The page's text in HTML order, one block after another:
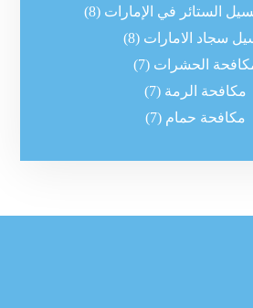
الستائر في الإمارات (8)
سجاد الامارات (8)
الحشرات (7)
مكافحة الرمة (7)
مكافحة حمام (7)